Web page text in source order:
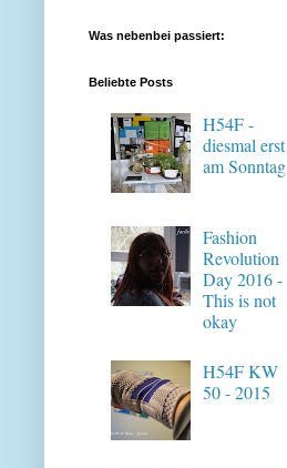
Was nebenbei passiert:
Beliebte Posts
H54F -
diesmal erst
am Sonntag
Fashion
Revolution
Day 2016 -
This is not
okay
H54F KW
50 - 2015